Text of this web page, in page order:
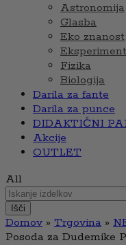
Astronomija
Glasba
Eko znanost
Fizika
Biologija
Darila za fante
Darila za punce
DIDAKTIČNI
Akcije
OUTLET
All
Išči
Domov » Trgovina »
Posoda za Dudemike